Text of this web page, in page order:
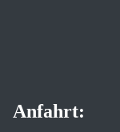
Anfahrt: